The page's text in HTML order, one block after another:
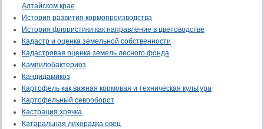
Алтайском крае
История развития кормопроизводства
История флористики как направление в цветоводстве
Кадастр и оценка земельной собственности
Кадастровая оценка земель лесного фонда
Кампилобактериоз
Кандидамикоз
Картофель как важная кормовая и техническая культура
Картофельный севооборот
Кастрация хрячка
Катаральная лихорадка овец